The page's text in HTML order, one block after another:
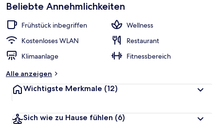
Beliebte Annehmlichkeiten
Frühstück inbegriffen
Wellness
Kostenloses WLAN
Restaurant
Klimaanlage
Fitnessbereich
Alle anzeigen
Wichtigste Merkmale (12)
Sich wie zu Hause fühlen (6)